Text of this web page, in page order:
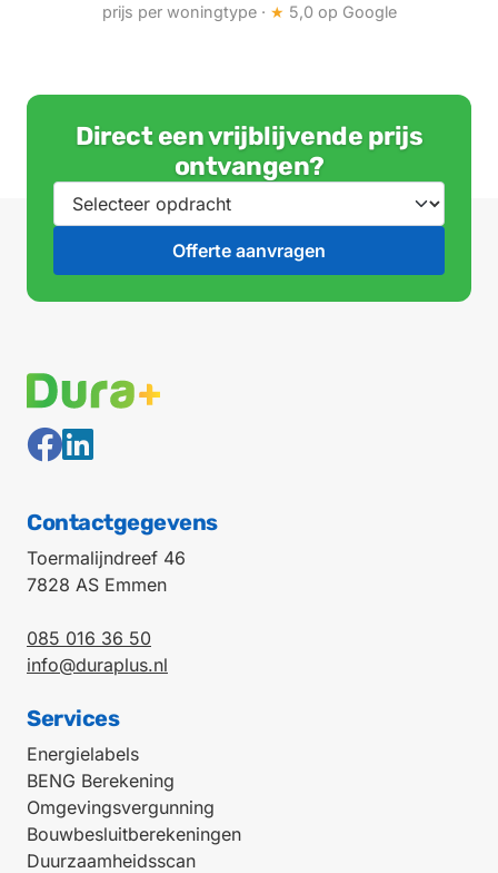
prijs per woningtype · ★ 5,0 op Google
Direct een vrijblijvende prijs
ontvangen?
Contactgegevens
Toermalijndreef 46
7828 AS Emmen
085 016 36 50
info@duraplus.nl
Services
Energielabels
BENG Berekening
Omgevingsvergunning
Bouwbesluitberekeningen
Duurzaamheidsscan